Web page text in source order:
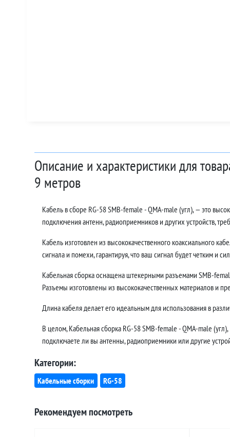
Описание и характеристики для
9 метров
Кабель в сборе RG-58 SMB-female - QMA-male (угл), — это
подключения антенн, радиоприемников и других устройств,
Кабель изготовлен из высококачественного коаксиального
сигнала и помехи, гарантируя, что ваш сигнал будет четким и
Кабельная сборка оснащена штекерными разъемами SMB-
Разъемы изготовлены из высококачественных материалов и
Длина кабеля делает его идеальным для использования в
В целом, Кабельная сборка RG-58 SMB-female - QMA-male
подключаете ли вы антенны, радиоприемники или другие
Категории:
Кабельные сборки RG-58
Рекомендуем посмотреть